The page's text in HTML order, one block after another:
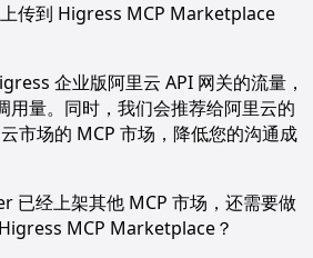
传到 Higress MCP Marketplace
企业版阿里云 API 网关的流量，
用量。同时，我们会推荐给阿里云的
市场的 MCP 市场，降低您的沟通成
已经上架其他 MCP 市场，还需要做
MCP Marketplace？